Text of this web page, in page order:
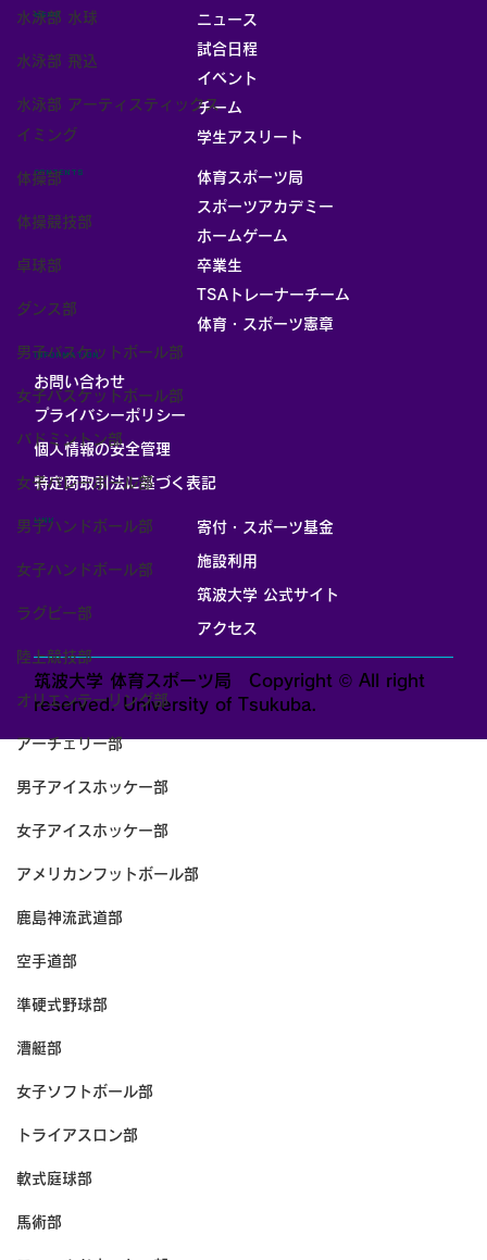
水泳部 水球
水泳部 飛込
水泳部 アーティスティックス
イミング
体操部
体操競技部
卓球部
ダンス部
男子バスケットボール部
女子バスケットボール部
バドミントン部
女子バレーボール部
男子ハンドボール部
女子ハンドボール部
ラグビー部
陸上競技部
オリエンテーリング部
アーチェリー部
男子アイスホッケー部
女子アイスホッケー部
アメリカンフットボール部
鹿島神流武道部
空手道部
準硬式野球部
漕艇部
女子ソフトボール部
トライアスロン部
軟式庭球部
馬術部
ニュース
試合日程
イベント
チーム
学生アスリート
MENU
体育スポーツ局
スポーツアカデミー
ホームゲーム
卒業生
TSAトレーナーチーム
体育・スポーツ憲章
CONTENTS
寄付・スポーツ基金
施設利用
筑波大学 公式サイト
アクセス
LINK
INFORMATION
お問い合わせ
プライバシーポリシー
個人情報の安全管理
​特定商取引法に基づく表記
筑波大学 体育スポーツ局 Copyright © All right
reserved. University of Tsukuba.